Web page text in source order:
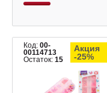
Код: 00-
00114713
Остаток: 15
Акция
-25%